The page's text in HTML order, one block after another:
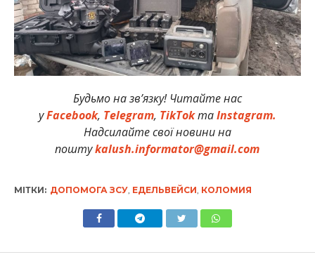
Будьмо на зв’язку! Читайте нас
уFacebook, Telegram, TikTokтаInstagram.
Надсилайте свої новини на
поштуkalush.informator@gmail.com
МІТКИ: ДОПОМОГА ЗСУ, ЕДЕЛЬВЕЙСИ КОЛОМИЯ